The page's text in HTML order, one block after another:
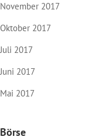
November 2017
Oktober 2017
Juli 2017
Juni 2017
Mai 2017
Börse